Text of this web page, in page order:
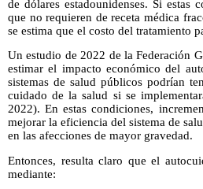
de dólares estadounidenses. Si estas
que no requieren de receta médica
se estima que el costo del tratamiento
Un estudio de 2022 de la Federación
estimar el impacto económico del
sistemas de salud públicos podrían
cuidado de la salud si se
2022). En estas condiciones,
mejorar la eficiencia del sistema de
en las afecciones de mayor gravedad.
Entonces, resulta claro que el
mediante: